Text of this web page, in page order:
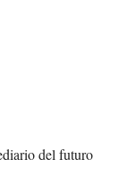
del futuro